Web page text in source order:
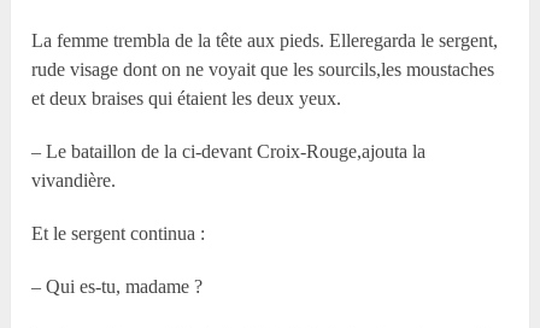
La femme trembla de la tête aux pieds. Elleregarda le sergent,
rude visage dont on ne voyait que les sourcils,les moustaches
et deux braises qui étaient les deux yeux.
– Le bataillon de la ci-devant Croix-Rouge,ajouta la
vivandière.
Et le sergent continua :
– Qui es-tu, madame ?